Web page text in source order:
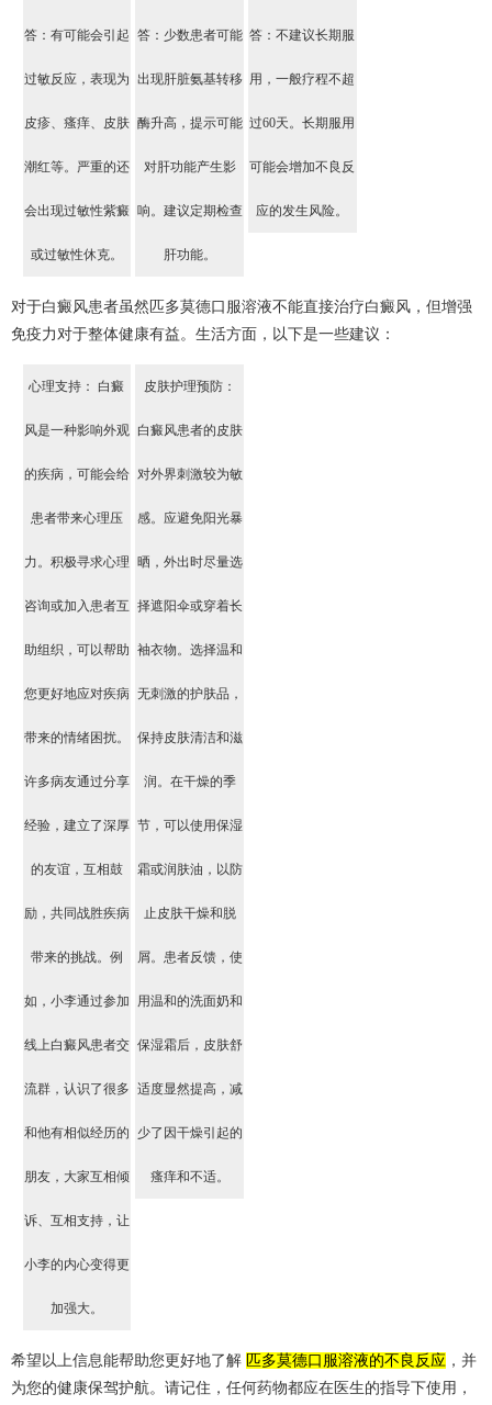
答：有可能会引起
过敏反应，表现为
皮疹、瘙痒、皮肤
潮红等。严重的还
会出现过敏性紫癜
或过敏性休克。
答：少数患者可能
出现肝脏氨基转移
酶升高，提示可能
对肝功能产生影
响。建议定期检查
肝功能。
答：不建议长期服
用，一般疗程不超
过60天。长期服用
可能会增加不良反
应的发生风险。
对于白癜风患者虽然匹多莫德口服溶液不能直接治疗白癜风，但增强
免疫力对于整体健康有益。生活方面，以下是一些建议：
心理支持： 白癜
风是一种影响外观
的疾病，可能会给
患者带来心理压
力。积极寻求心理
咨询或加入患者互
助组织，可以帮助
您更好地应对疾病
带来的情绪困扰。
许多病友通过分享
经验，建立了深厚
的友谊，互相鼓
励，共同战胜疾病
带来的挑战。例
如，小李通过参加
线上白癜风患者交
流群，认识了很多
和他有相似经历的
朋友，大家互相倾
诉、互相支持，让
小李的内心变得更
加强大。
皮肤护理预防：
白癜风患者的皮肤
对外界刺激较为敏
感。应避免阳光暴
晒，外出时尽量选
择遮阳伞或穿着长
袖衣物。选择温和
无刺激的护肤品，
保持皮肤清洁和滋
润。在干燥的季
节，可以使用保湿
霜或润肤油，以防
止皮肤干燥和脱
屑。患者反馈，使
用温和的洗面奶和
保湿霜后，皮肤舒
适度显然提高，减
少了因干燥引起的
瘙痒和不适。
希望以上信息能帮助您更好地了解 匹多莫德口服溶液的不良反应 ，并
为您的健康保驾护航。请记住，任何药物都应在医生的指导下使用，